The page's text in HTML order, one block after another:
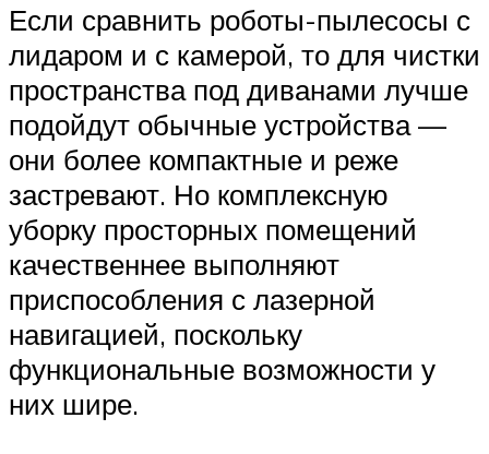
Если сравнить роботы-пылесосы с
лидаром и с камерой, то для чистки
пространства под диванами лучше
подойдут обычные устройства —
они более компактные и реже
застревают. Но комплексную
уборку просторных помещений
качественнее выполняют
приспособления с лазерной
навигацией, поскольку
функциональные возможности у
них шире.